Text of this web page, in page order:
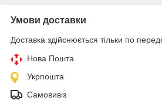
Умови доставки
Доставка здійснюється тільки по
Нова Пошта
Укрпошта
Самовивіз